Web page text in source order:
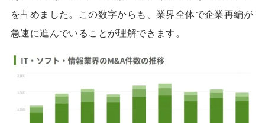
を占めました。この数字からも、業界全体で企業再編が
急速に進んでいることが理解できます。